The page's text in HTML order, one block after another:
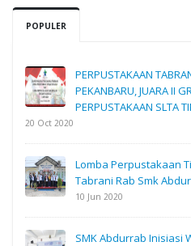
POPULER
PERPUSTAKAAN
PEKANBARU, JUARA II
PERPUSTAKAAN SLTA
20 Oct 2020
Lomba Perpustakaan
Tabrani Rab Smk
10 Jun 2020
SMK Abdurrab Inisiasi